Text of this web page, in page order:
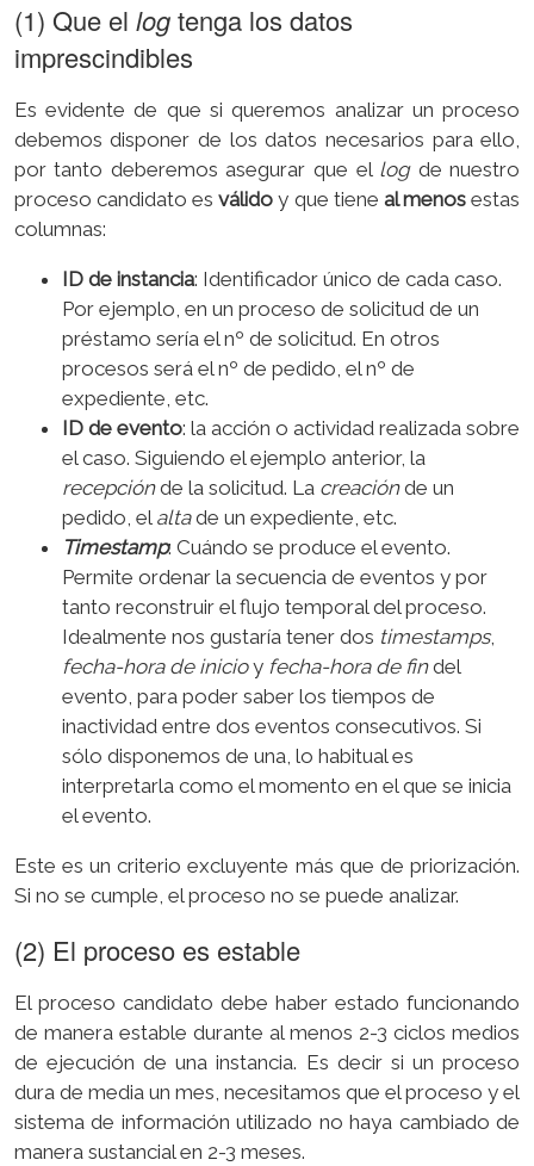
(1) Que el logtenga los datos
imprescindibles
Es evidente de que si queremos analizar un proceso
debemos disponer de los datos necesarios para ello,
por tanto deberemos asegurar que el log de nuestro
proceso candidato esválidoy que tiene al menos estas
columnas:
ID de instancia: Identificador único de cada caso.
Por ejemplo, en un proceso de solicitud de un
préstamo sería el nº de solicitud. En otros
procesos será el nº de pedido, el nº de
expediente, etc.
ID de evento: la acción o actividad realizada sobre
el caso. Siguiendo el ejemplo anterior, la
recepciónde la solicitud. La creaciónde un
pedido, el altade un expediente, etc.
Timestamp: Cuándo se produce el evento.
Permite ordenar la secuencia de eventos y por
tanto reconstruir el flujo temporal del proceso.
Idealmente nos gustaría tener dos timestamps,
fecha-hora de inicioy fecha-hora de findel
evento, para poder saber los tiempos de
inactividad entre dos eventos consecutivos. Si
sólo disponemos de una, lo habitual es
interpretarla como el momento en el que se inicia
el evento.
Este es un criterio excluyente más que de priorización.
Si no se cumple, el proceso no se puede analizar.
(2) El proceso es estable
El proceso candidato debe haber estado funcionando
de manera estable durante al menos 2-3 ciclos medios
de ejecución de una instancia. Es decir si un proceso
dura de media un mes, necesitamos que el proceso y el
sistema de información utilizado no haya cambiado de
manera sustancial en 2-3 meses.